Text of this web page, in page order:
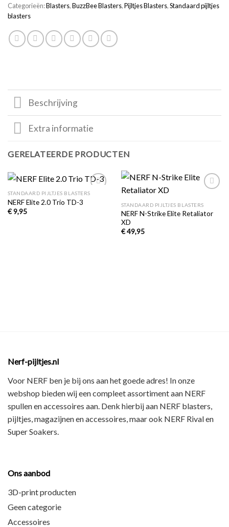
Categorieën:Blasters,BuzzBee Blasters,Pijltjes Blasters,Standaard pijltjes
blasters
Beschrijving
Extra informatie
GERELATEERDE PRODUCTEN
Toevoegen
STANDAARD PIJLTJES BLASTERS
NERF Elite 2.0 Trio TD-3
€9,95
aan
verlanglijst
STANDAARD PIJLTJES BLASTERS
NERF N-Strike Elite Retaliator
XD
€49,95
Nerf-pijltjes.nl
Voor NERF ben je bij ons aan het goede adres! In onze
webshop bieden wij eencompleet assortimentaan NERF
spullen en accessoires aan. Denk hierbij aan NERF blasters,
pijltjes, magazijnen en accessoires, maar ook NERF Rival en
Super Soakers.
Ons aanbod
3D-print producten
Geen categorie
Accessoires